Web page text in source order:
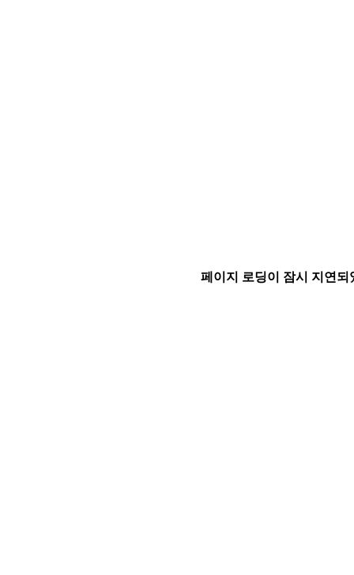
페이지 로딩이 잠시 지연